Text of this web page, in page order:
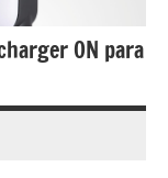
ON para